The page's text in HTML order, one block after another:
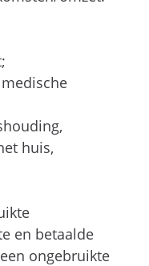
huis,
en betaalde
ongebruikte